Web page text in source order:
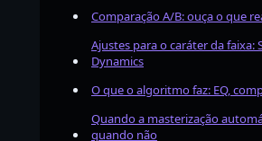
Comparação A/B: ouça o que
Ajustes para o caráter da faixa:
Dynamics
O que o algoritmo faz: EQ,
Quando a masterização
quando não